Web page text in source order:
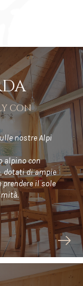
con
nostre Alpi
alpino con
, dotati di ampie
il sole